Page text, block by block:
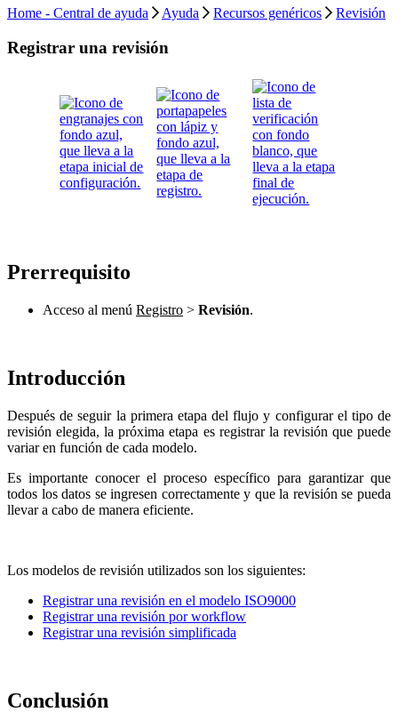
Home - Central de ayuda
Ayuda Recursos genéricos Revisión
Registrar una revisión
Prerrequisito
Acceso al menú Registro > Revisión.
Introducción
Después de seguir la primera etapa del flujo y configurar el tipo de
revisión elegida, la próxima etapa es registrar la revisión que puede
variar en función de cada modelo.
Es importante conocer el proceso específico para garantizar que
todos los datos se ingresen correctamente y que la revisión se pueda
llevar a cabo de manera eficiente.
Los modelos de revisión utilizados son los siguientes:
Registrar una revisión en el modelo ISO9000
Registrar una revisión por workflow
Registrar una revisión simplificada
Conclusión